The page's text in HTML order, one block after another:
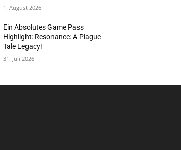
1. August 2026
Ein Absolutes Game Pass
Highlight: Resonance: A Plague
Tale Legacy!
31. Juli 2026